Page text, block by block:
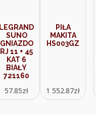
LEGRAND
SUNO
GNIAZDO
RJ 11 + 45
KAT 6
BIAŁY
721160
57.85zł
PIŁA
MAKITA
HS003GZ
1 552.87zł